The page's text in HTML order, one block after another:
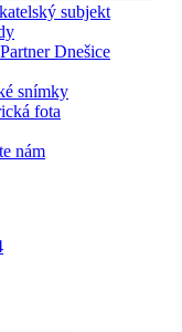
subjekt
Dnešice
snímky
fota
nám